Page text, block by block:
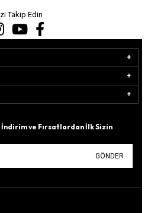
Takip Edin
İndirim ve Fırsatlardan İlk Sizin
GÖNDER